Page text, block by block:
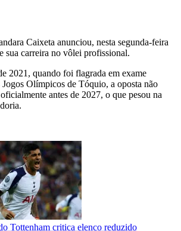
Caixeta anunciou, nesta segunda-feira
sua carreira no vôlei profissional.
2021, quando foi flagrada em exame
Olímpicos de Tóquio, a oposta não
antes de 2027, o que pesou na
Tottenham critica elenco reduzido